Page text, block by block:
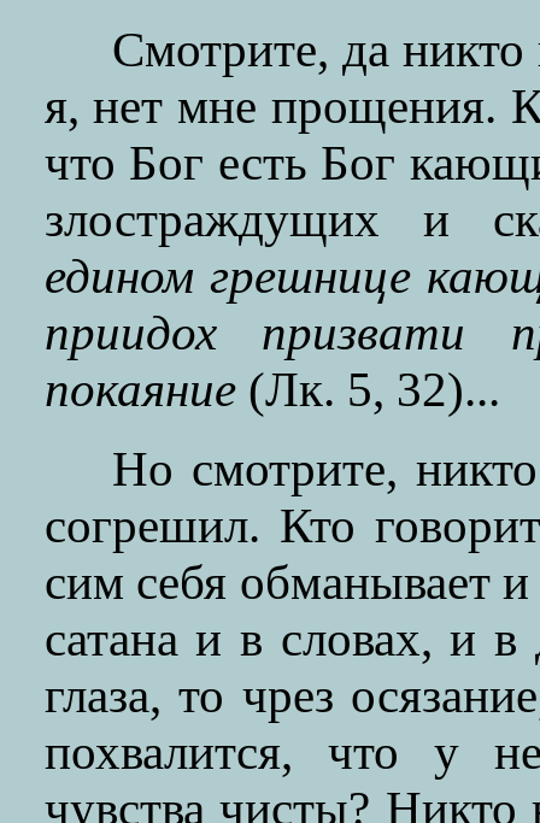
Смотрите, да
я, нет мне прощения.
что Бог есть Бог
злостраждущих и
едином грешнице
приидох призвати
покаяние(Лк. 5, 32)...
Но смотрите,
согрешил. Кто
сим себя обманывает и
сатана и в словах, и в
глаза, то чрез
похвалится, что у
чувства чисты? Никто